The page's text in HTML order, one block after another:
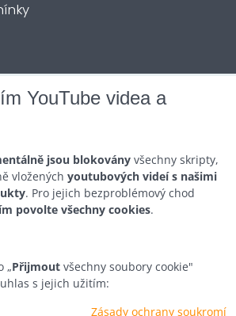
YouTube videa a
jsou blokovány všechny skripty,
vložených youtubových videí s našimi
. Pro jejich bezproblémový chod
povolte všechny cookies.
„Přijmout všechny soubory cookie"
s jejich užitím:
Zásady ochrany soukromí